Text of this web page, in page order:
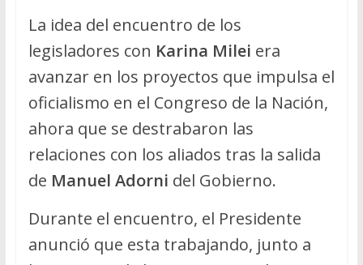
La idea del encuentro de los
legisladores con Karina Milei era
avanzar en los proyectos que impulsa el
oficialismo en el Congreso de la Nación,
ahora que se destrabaron las
relaciones con los aliados tras la salida
de Manuel Adorni del Gobierno.
Durante el encuentro, el Presidente
anunció que esta trabajando, junto a